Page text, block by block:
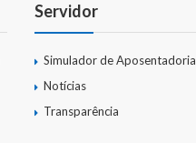
Servidor
Simulador de Aposentadoria
Notícias
Transparência